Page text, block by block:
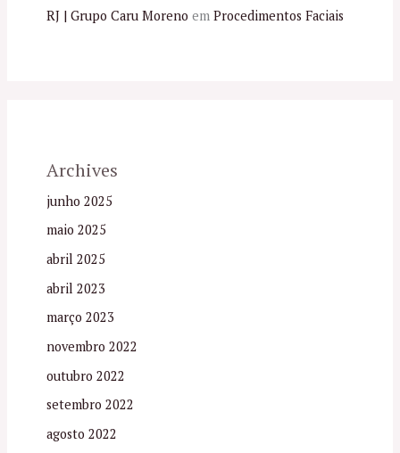
RJ | Grupo Caru Moreno em Procedimentos Faciais
Archives
junho 2025
maio 2025
abril 2025
abril 2023
março 2023
novembro 2022
outubro 2022
setembro 2022
agosto 2022